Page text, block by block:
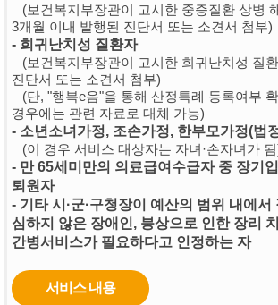
(보건복지부장관이 고시한 중증질환 상병
3개월 이내 발행된 진단서 또는 소견서 첨부)
- 희귀난치성 질환자
(보건복지부장관이 고시한 희귀난치성 질
진단서 또는 소견서 첨부)
(단, "행복e음"을 통해 산정특례 등록여부
경우에는 관련 자료로 대체 가능)
- 소년소녀가정, 조손가정, 한부모가정(법
(이 경우 서비스 대상자는 자녀·손자녀가
- 만 65세미만의 의료급여수급자 중 장기
퇴원자
- 기타 시·군·구청장이 예산의 범위 내에서
심하지 않은 장애인, 붕상으로 인한 장리
간병서비스가 필요하다고 인정하는 자
서비스 내용